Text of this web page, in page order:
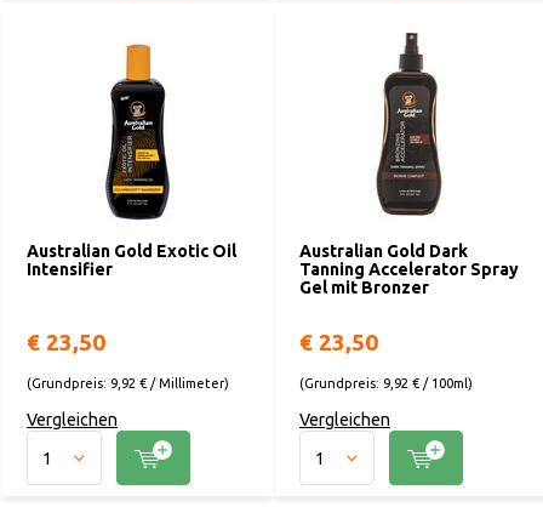
Australian Gold Exotic Oil
Intensifier
€ 23,50
(Grundpreis: 9,92 € / Millimeter)
Vergleichen
Australian Gold Dark
Tanning Accelerator Spray
Gel mit Bronzer
€ 23,50
(Grundpreis: 9,92 € / 100ml)
Vergleichen